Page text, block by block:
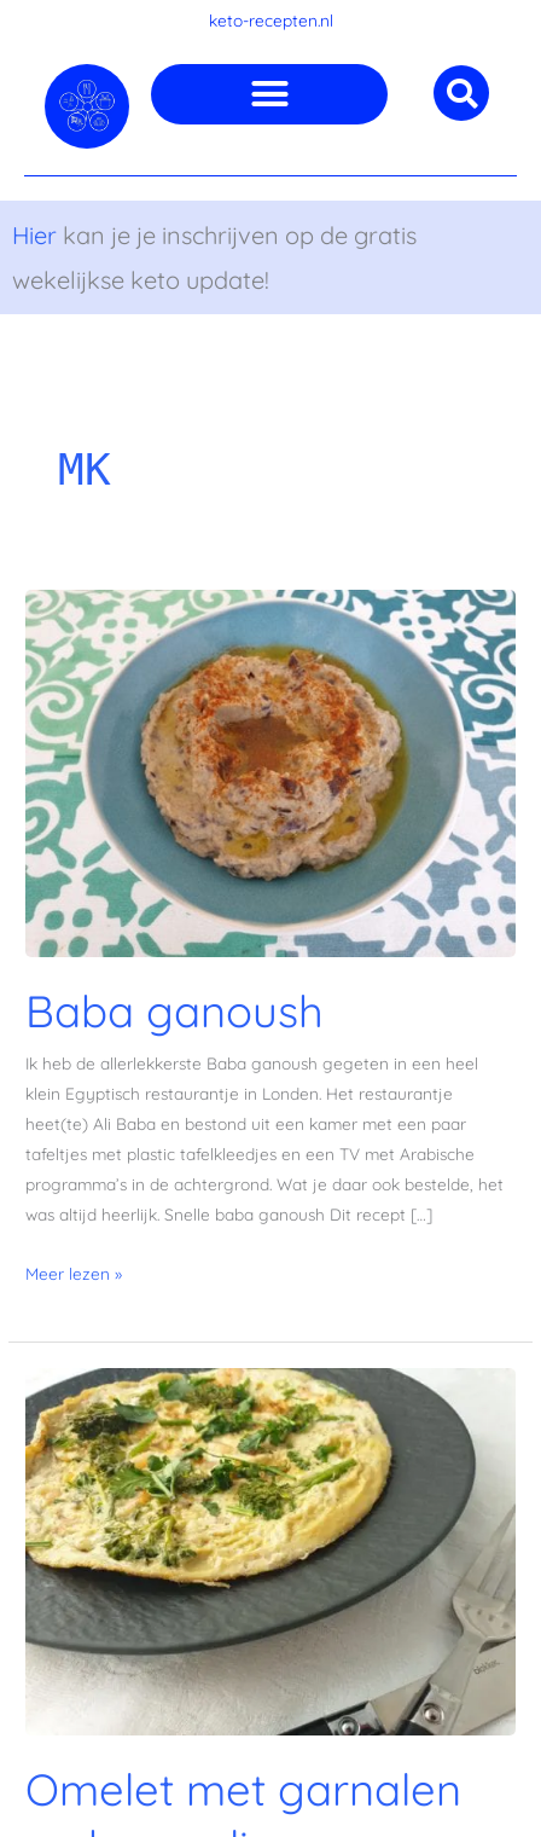
inhoud
keto-recepten.nl
Hier kan je je inschrijven op de gratis
wekelijkse keto update!
MK
Baba ganoush
Ik heb de allerlekkerste Baba ganoush gegeten in een heel
klein Egyptisch restaurantje in Londen. Het restaurantje
heet(te) Ali Baba en bestond uit een kamer met een paar
tafeltjes met plastic tafelkleedjes en een TV met Arabische
programma’s in de achtergrond. Wat je daar ook bestelde, het
was altijd heerlijk. Snelle baba ganoush Dit recept […]
Meer lezen »
Omelet met garnalen
broccoli
walnoten